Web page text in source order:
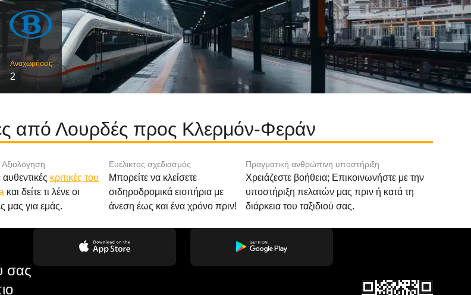
Αναχωρήσεις
2
από Λουρδές προς Κλερμόν-Φεράν
Αξιολόγηση
κριτικές του
και δείτε τι λένε οι
μας για εμάς.
Ευέλικτος σχεδιασμός
Μπορείτε να κλείσετε
σιδηροδρομικά εισιτήρια με
άνεση έως και ένα χρόνο πριν!
Πραγματική ανθρώπινη υποστήριξη
Χρειάζεστε βοήθεια; Επικοινωνήστε με την
υποστήριξη πελατών μας πριν ή κατά τη
διάρκεια του ταξιδιού σας.
σας